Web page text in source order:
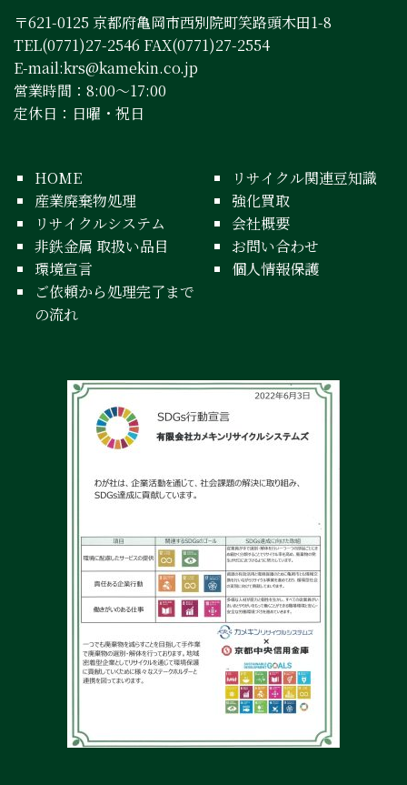
〒621-0125 京都府亀岡市西別院町笑路頭木田1-8
TEL(0771)27-2546 FAX(0771)27-2554
E-mail:krs@kamekin.co.jp
営業時間：8:00～17:00
定休日：日曜・祝日
HOME
産業廃棄物処理
リサイクルシステム
非鉄金属 取扱い品目
環境宣言
ご依頼から処理完了まで
の流れ
リサイクル関連豆知識
強化買取
会社概要
お問い合わせ
個人情報保護